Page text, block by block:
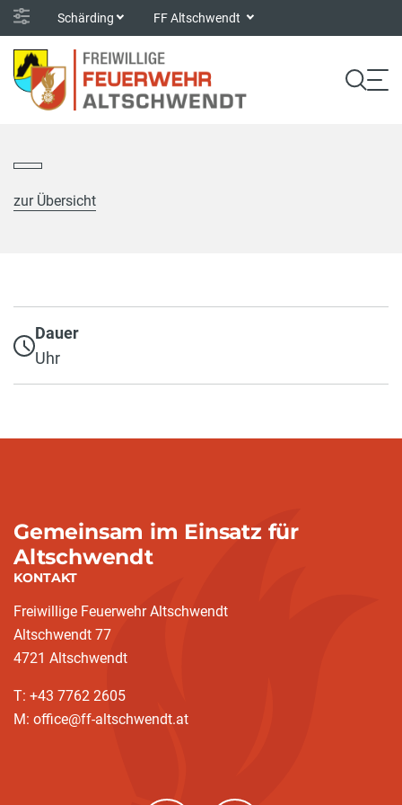
Schärding FF Altschwendt
zur Übersicht
Dauer
Uhr
Gemeinsam im Einsatz für
Altschwendt
KONTAKT
Freiwillige Feuerwehr Altschwendt
Altschwendt 77
4721 Altschwendt
T: +43 7762 2605
M: office@ff-altschwendt.at